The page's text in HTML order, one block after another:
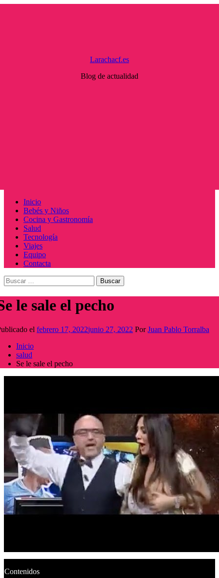
Larachacf.es
Blog de actualidad
Menú
principal
Inicio
Bebés y Niños
Cocina y Gastronomía
Salud
Tecnología
Viajes
Equipo
Contacta
Buscar:
le sale el pecho
el febrero 17, 2022junio 27, 2022 PorJuan Pablo Torralba
Inicio
salud
Se le sale el pecho
Contenidos